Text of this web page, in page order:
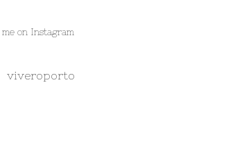
me on Instagram
viveroporto